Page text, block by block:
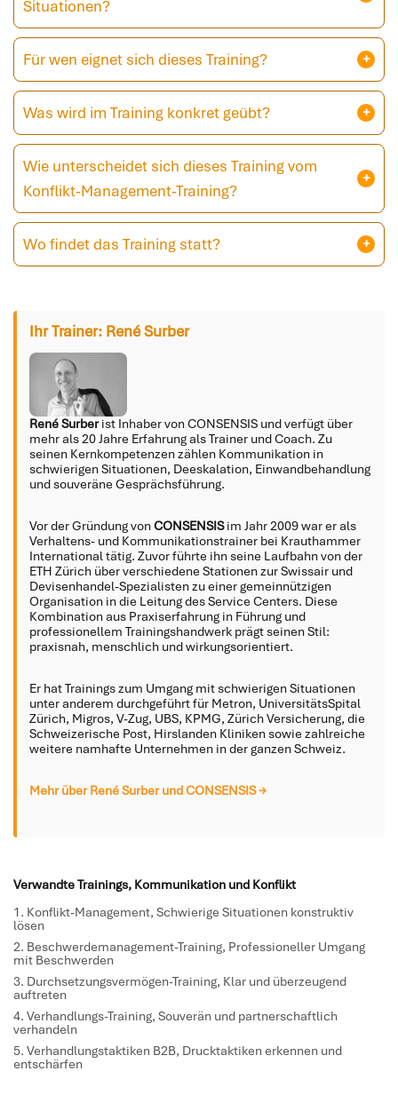
Situationen?
Für wen eignet sich dieses Training?
Was wird im Training konkret geübt?
Wie unterscheidet sich dieses Training vom
Konflikt-Management-Training?
Wo findet das Training statt?
Ihr Trainer: René Surber
René Surberist Inhaber von CONSENSIS und verfügt über
mehr als 20 Jahre Erfahrung als Trainer und Coach. Zu
seinen Kernkompetenzen zählen Kommunikation in
schwierigen Situationen, Deeskalation, Einwandbehandlung
und souveräne Gesprächsführung.
Vor der Gründung vonCONSENSISim Jahr 2009 war er als
Verhaltens- und Kommunikationstrainer bei Krauthammer
International tätig. Zuvor führte ihn seine Laufbahn von der
ETH Zürich über verschiedene Stationen zur Swissair und
Devisenhandel-Spezialisten zu einer gemeinnützigen
Organisation in die Leitung des Service Centers. Diese
Kombination aus Praxiserfahrung in Führung und
professionellem Trainingshandwerk prägt seinen Stil:
praxisnah, menschlich und wirkungsorientiert.
Er hat Trainings zum Umgang mit schwierigen Situationen
unter anderem durchgeführt für Metron, UniversitätsSpital
Zürich, Migros, V-Zug, UBS, KPMG, Zürich Versicherung, die
Schweizerische Post, Hirslanden Kliniken sowie zahlreiche
weitere namhafte Unternehmen in der ganzen Schweiz.
Mehr über René Surber und CONSENSIS →
Verwandte Trainings, Kommunikation und Konflikt
Konflikt-Management, Schwierige Situationen konstruktiv
lösen
Beschwerdemanagement-Training, Professioneller Umgang
mit Beschwerden
Durchsetzungsvermögen-Training, Klar und überzeugend
auftreten
Verhandlungs-Training, Souverän und partnerschaftlich
verhandeln
Verhandlungstaktiken B2B, Drucktaktiken erkennen und
entschärfen